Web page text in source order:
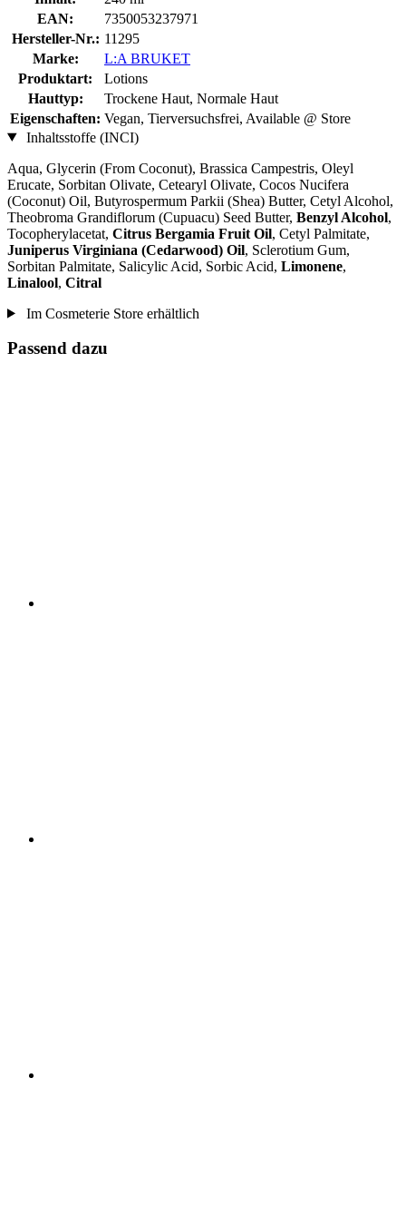
EAN:
7350053237971
Hersteller-Nr.: 11295
Marke:
L:A BRUKET
Produktart:
Lotions
Hauttyp:
Trockene Haut, Normale Haut
Eigenschaften: Vegan, Tierversuchsfrei, Available @ Store
Inhaltsstoffe (INCI)
Aqua, Glycerin (From Coconut), Brassica Campestris, Oleyl
Erucate, Sorbitan Olivate, Cetearyl Olivate, Cocos Nucifera
(Coconut) Oil, Butyrospermum Parkii (Shea) Butter, Cetyl Alcohol,
Theobroma Grandiflorum (Cupuacu) Seed Butter, Benzyl Alcohol,
Tocopherylacetat, Citrus Bergamia Fruit Oil, Cetyl Palmitate,
Juniperus Virginiana (Cedarwood) Oil, Sclerotium Gum,
Sorbitan Palmitate, Salicylic Acid, Sorbic Acid, Limonene,
Linalool, Citral
Im Cosmeterie Store erhältlich
Passend dazu